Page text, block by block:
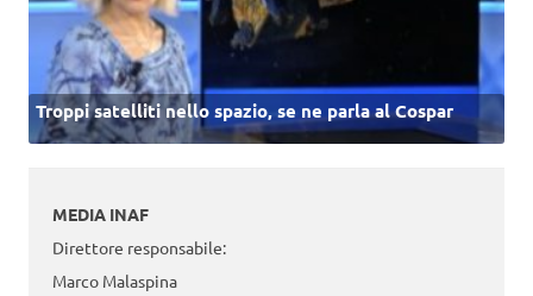
Troppi satelliti nello spazio, se ne parla al Cospar
MEDIA INAF
Direttore responsabile:
Marco Malaspina